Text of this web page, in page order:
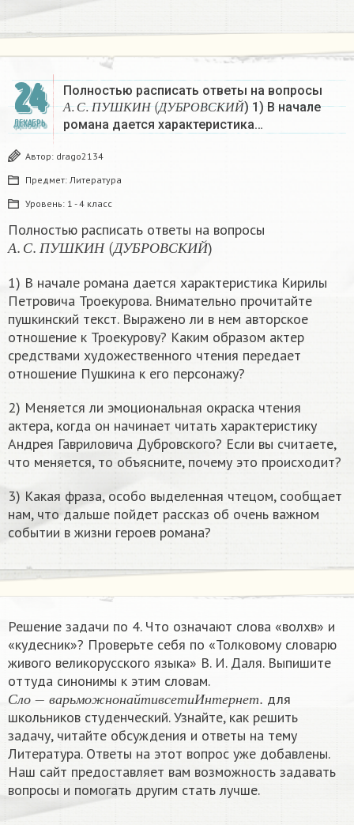
24
ДЕКАБРЬ
Полностью расписать ответы на вопросы
А С П У Ш КИ Н
А С. ПУШКИН
Д УБР ОВ СКИЙ
(ДУБРОВСКИЙ) 1) В начале
романа дается характеристика…
Автор: drago2134
Предмет: Литература
Уровень: 1 - 4 класс
Полностью расписать ответы на вопросы
А С П У Ш КИ Н
АС.ПУШКИН
ДУ Б Р О В С КИ Й
(ДУБРОВСКИЙ)
1) В начале романа дается характеристика Кирилы
Петровича Троекурова. Внимательно прочитайте
пушкинский текст. Выражено ли в нем авторское
отношение к Троекурову? Каким образом актер
средствами художественного чтения передает
отношение Пушкина к его персонажу?
2) Меняется ли эмоциональная окраска чтения
актера, когда он начинает читать характеристику
Андрея Гавриловича Дубровского? Если вы считаете,
что меняется, то объясните, почему это происходит?
3) Какая фраза, особо выделенная чтецом, сообщает
нам, что дальше пойдет рассказ об очень важном
событии в жизни героев романа?
Решение задачи по 4. Что означают слова «волхв» и
«кудесник»? Проверьте себя по «Толковому словарю
живого великорусского языка» В. И. Даля. Выпишите
оттуда синонимы к этим словам.
Сл о в а р ьмо ж н о н а й т и в с е т и И н т е р н е т
Сл о−ва рьможнона й тивсе тиИнте
​ для
школьников студенческий. Узнайте, как решить
задачу, читайте обсуждения и ответы на тему
Литература. Ответы на этот вопрос уже добавлены.
Наш сайт предоставляет вам возможность задавать
вопросы и помогать другим стать лучше.